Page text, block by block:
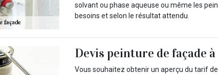
solvant ou phase aqueuse ou même les
besoins et selon le résultat attendu.
Devis peinture de façade
Vous souhaitez obtenir un aperçu du tarif